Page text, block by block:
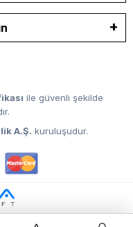
ile güvenli şekilde
A.Ş. kuruluşudur.